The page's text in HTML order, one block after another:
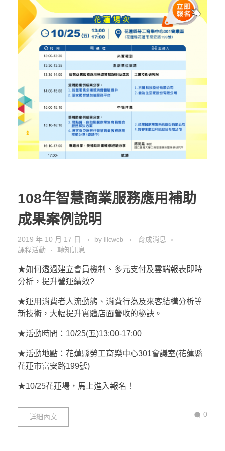
108年智慧商業服務應用補助
成果案例說明
2019 年 10 月 17 日 by iiicweb
育成消息
課程活動
轉知訊息
★如何透過建立會員機制、多元支付及雲端報表即時
分析，提升營運績效?
★運用消費者人流動態、消費行為及來客結構分析等
新技術，大幅提升實體店面營收的秘訣。
★活動時間：10/25(五)13:00-17:00
★活動地點：花蓮縣勞工育樂中心301會議室(花蓮縣
花蓮市富安路199號)
★10/25花蓮場，馬上進入報名！
詳細內文 0